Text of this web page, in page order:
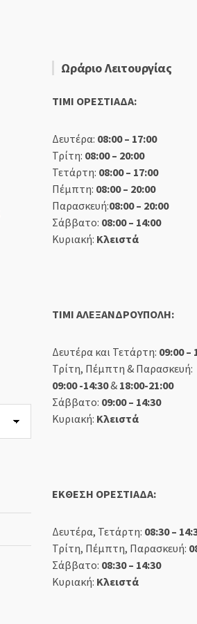
Ωράριο Λειτουργίας
TIMI ΟΡΕΣΤΙΑΔΑ:
Δευτέρα: 08:00 – 17:00
Τρίτη: 08:00 – 20:00
Τετάρτη: 08:00 – 17:00
Πέμπτη: 08:00 – 20:00
Παρασκευή:08:00 – 20:00
Σάββατο: 08:00 – 14:00
Κυριακή: Κλειστά
TIMI ΑΛΕΞΑΝΔΡΟΥΠΟΛΗ:
Δευτέρα και Τετάρτη: 09:00 –
Τρίτη, Πέμπτη & Παρασκευή:
09:00 -14:30& 18:00-21:00
Σάββατο: 09:00 – 14:30
Κυριακή: Κλειστά
ΕΚΘΕΣΗ ΟΡΕΣΤΙΑΔΑ:
Δευτέρα, Τετάρτη: 08:30 –
Τρίτη, Πέμπτη, Παρασκευή:
Σάββατο: 08:30 – 14:30
Κυριακή: Κλειστά